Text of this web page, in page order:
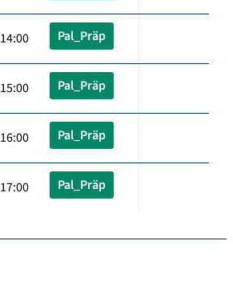
Pal_Präp
Pal_Präp
Pal_Präp
Pal_Präp